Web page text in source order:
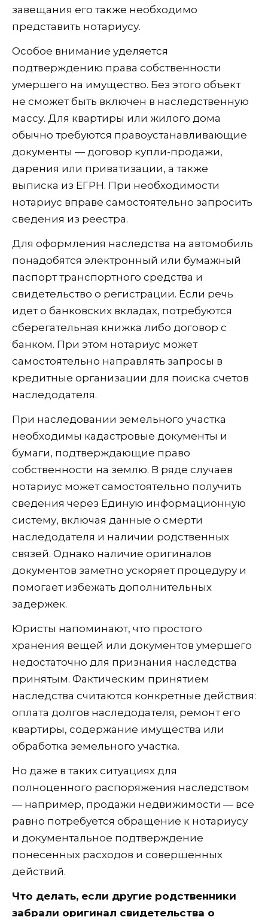
завещания его также необходимо
представить нотариусу.
Особое внимание уделяется
подтверждению права собственности
умершего на имущество. Без этого объект
не сможет быть включен в наследственную
массу. Для квартиры или жилого дома
обычно требуются правоустанавливающие
документы — договор купли-продажи,
дарения или приватизации, а также
выписка из ЕГРН. При необходимости
нотариус вправе самостоятельно запросить
сведения из реестра.
Для оформления наследства на автомобиль
понадобятся электронный или бумажный
паспорт транспортного средства и
свидетельство о регистрации. Если речь
идет о банковских вкладах, потребуются
сберегательная книжка либо договор с
банком. При этом нотариус может
самостоятельно направлять запросы в
кредитные организации для поиска счетов
наследодателя.
При наследовании земельного участка
необходимы кадастровые документы и
бумаги, подтверждающие право
собственности на землю. В ряде случаев
нотариус может самостоятельно получить
сведения через Единую информационную
систему, включая данные о смерти
наследодателя и наличии родственных
связей. Однако наличие оригиналов
документов заметно ускоряет процедуру и
помогает избежать дополнительных
задержек.
Юристы напоминают, что простого
хранения вещей или документов умершего
недостаточно для признания наследства
принятым. Фактическим принятием
наследства считаются конкретные действия:
оплата долгов наследодателя, ремонт его
квартиры, содержание имущества или
обработка земельного участка.
Но даже в таких ситуациях для
полноценного распоряжения наследством
— например, продажи недвижимости — все
равно потребуется обращение к нотариусу
и документальное подтверждение
понесенных расходов и совершенных
действий.
Что делать, если другие родственники
забрали оригинал свидетельства о